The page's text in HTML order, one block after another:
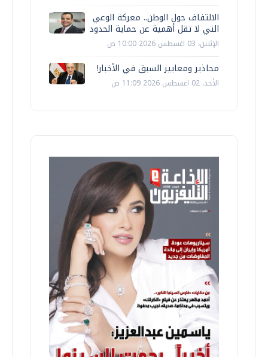
الالتفاف حول الوطن.. معركة الوعي
التي لا تقل أهمية عن حماية الحدود
الإثنين، 03 اغسطس 2026 10:00 ص
محاذير ومعايير السبق في الأخبار!
الأحد، 02 اغسطس 2026 11:09 ص